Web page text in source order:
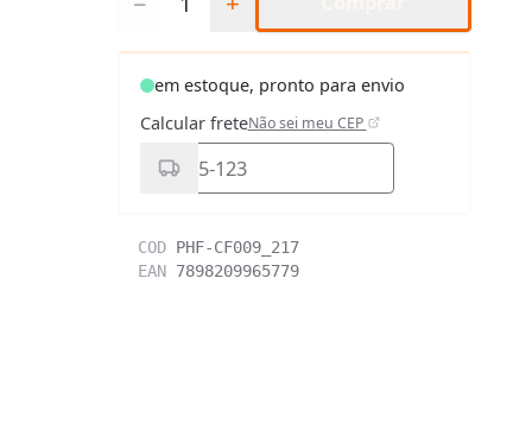
em estoque, pronto para envio
Calcular freteNão sei meu CEP
COD PHF-CF009_217
EAN 7898209965779